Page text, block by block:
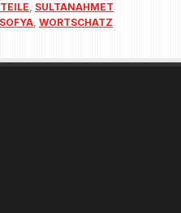
, SULTANAHMET
, WORTSCHATZ